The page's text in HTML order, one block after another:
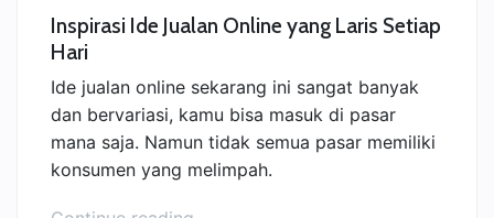
Inspirasi Ide Jualan Online yang Laris Setiap
Hari
Ide jualan online sekarang ini sangat banyak
dan bervariasi, kamu bisa masuk di pasar
mana saja. Namun tidak semua pasar memiliki
konsumen yang melimpah.